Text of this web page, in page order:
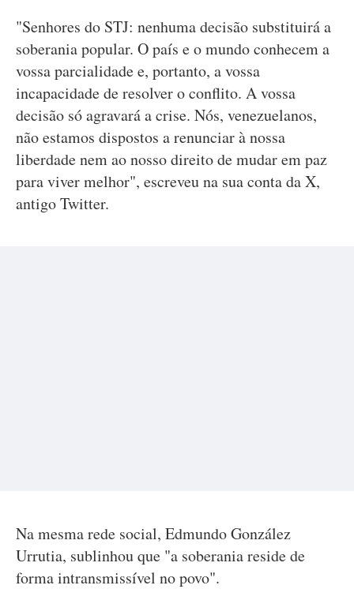
"Senhores do STJ: nenhuma decisão substituirá a
soberania popular. O país e o mundo conhecem a
vossa parcialidade e, portanto, a vossa
incapacidade de resolver o conflito. A vossa
decisão só agravará a crise. Nós, venezuelanos,
não estamos dispostos a renunciar à nossa
liberdade nem ao nosso direito de mudar em paz
para viver melhor", escreveu na sua conta da X,
antigo Twitter.
Na mesma rede social, Edmundo González
Urrutia, sublinhou que "a soberania reside de
forma intransmissível no povo".